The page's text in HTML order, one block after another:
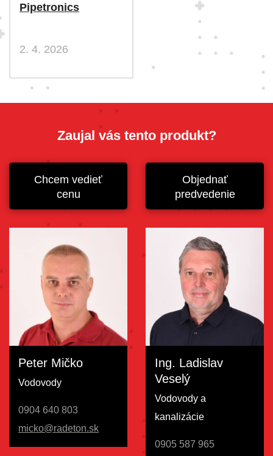
Pipetronics
2. 4. 2026
Zaujal vás tento produkt?
Chcem vedieť
cenu
Objednať
predvedenie
Peter Mičko
Vodovody
0904 640 803
micko@radeton.sk
Ing. Ladislav
Veselý
Vodovody a
kanalizácie
0905 587 965